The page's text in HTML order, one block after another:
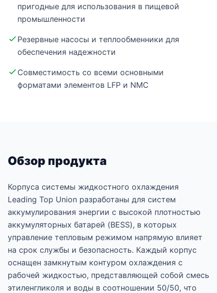
пригодные для использования в пищевой
промышленности
Резервные насосы и теплообменники для
обеспечения надежности
Совместимость со всеми основными
форматами элементов LFP и NMC
Обзор продукта
Корпуса системы жидкостного охлаждения
Leading Top Union разработаны для систем
аккумулирования энергии с высокой плотностью
аккумуляторных батарей (BESS), в которых
управление тепловым режимом напрямую влияет
на срок службы и безопасность. Каждый корпус
оснащен замкнутым контуром охлаждения с
рабочей жидкостью, представляющей собой смесь
этиленгликоля и воды в соотношении 50/50, что